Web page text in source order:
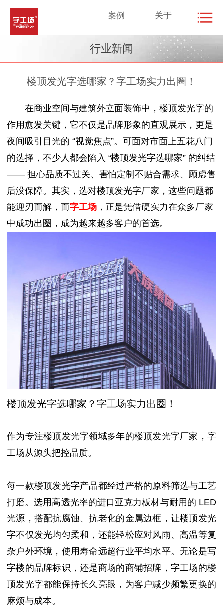
案例 关于
行业新闻
楼顶发光字选哪家？字工场实力出圈！
在商业空间与建筑外立面装饰中，楼顶发光字的
作用愈发关键，它不仅是品牌形象的直观展示，更是
夜间吸引目光的 “视觉焦点”。可面对市面上五花八门
的选择，不少人都会陷入 “楼顶发光字选哪家” 的纠结
—— 担心品质不过关、害怕定制不贴合需求、顾虑售
后没保障。其实，选对楼顶发光字厂家，这些问题都
能迎刃而解，而字工场 ，正是凭借硬实力在众多厂家
中成功出圈，成为越来越多客户的首选。
楼顶发光字选哪家？字工场实力出圈！
作为专注楼顶发光字领域多年的楼顶发光字厂家，字
工场从源头把控品质。
每一款楼顶发光字产品都经过严格的原料筛选与工艺
打磨。选用高透光率的进口亚克力板材与耐用的 LED
光源，搭配抗腐蚀、抗老化的金属边框，让楼顶发光
字不仅发光均匀柔和，还能轻松应对风雨、高温等复
杂户外环境，使用寿命远超行业平均水平。无论是写
字楼的品牌标识，还是商场的商铺招牌，字工场的楼
顶发光字都能保持长久亮眼，为客户减少频繁更换的
麻烦与成本。